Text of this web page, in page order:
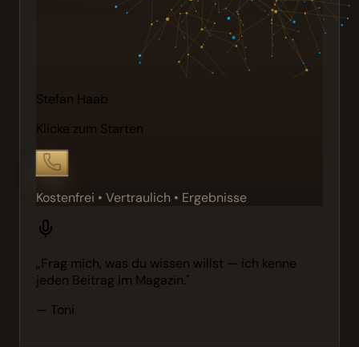
Stefan Haab
Klicke zum Starten
Kostenfrei • Vertraulich • Ergebnisse
„Frag mich, was du wissen willst — ich kenne
jeden Beitrag im Magazin."
— Toni